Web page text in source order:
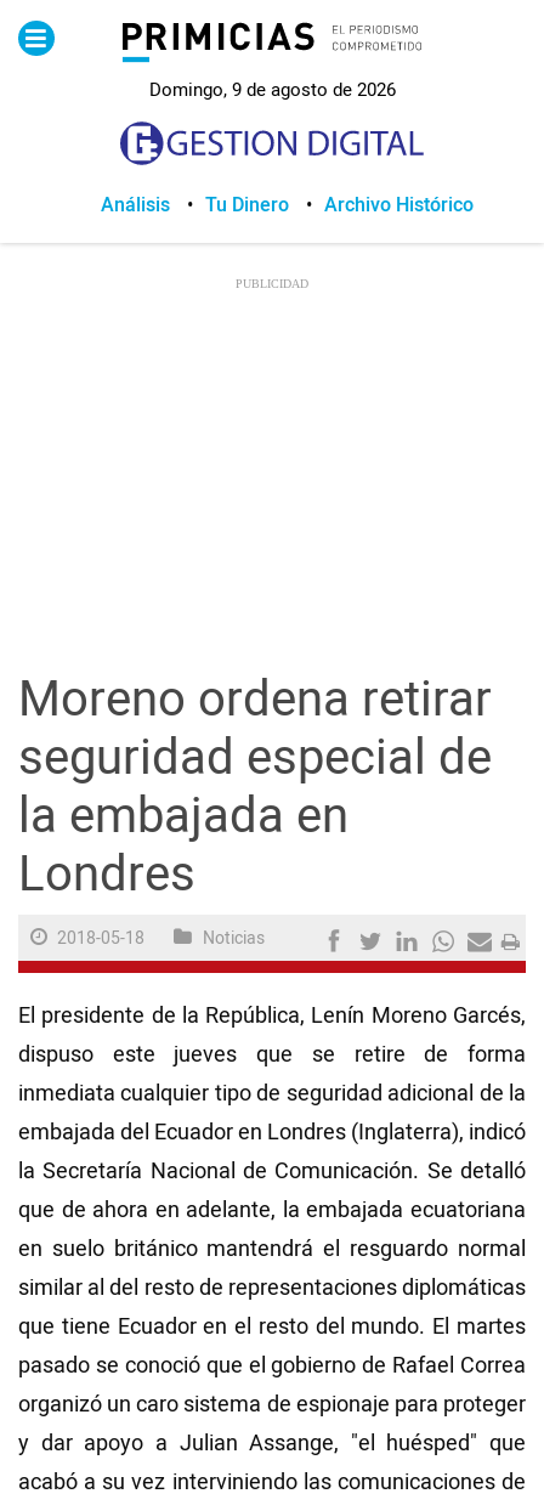
Domingo, 9 de agosto de 2026
Lo Último
Política
Sociedad
Trending
Ciencia y Tecnología
Firmas
Videos
NEWSLETTERS
Análisis Tu Dinero Archivo Histórico
Moreno ordena retirar
seguridad especial de
la embajada en
Londres
2018-05-18 Noticias
El presidente de la República, Lenín Moreno Garcés,
dispuso este jueves que se retire de forma
inmediata cualquier tipo de seguridad adicional de la
embajada del Ecuador en Londres (Inglaterra), indicó
la Secretaría Nacional de Comunicación. Se detalló
que de ahora en adelante, la embajada ecuatoriana
en suelo británico mantendrá el resguardo normal
similar al del resto de representaciones diplomáticas
que tiene Ecuador en el resto del mundo. El martes
pasado se conoció que el gobierno de Rafael Correa
organizó un caro sistema de espionaje para proteger
y dar apoyo a Julian Assange, "el huésped" que
acabó a su vez interviniendo las comunicaciones de